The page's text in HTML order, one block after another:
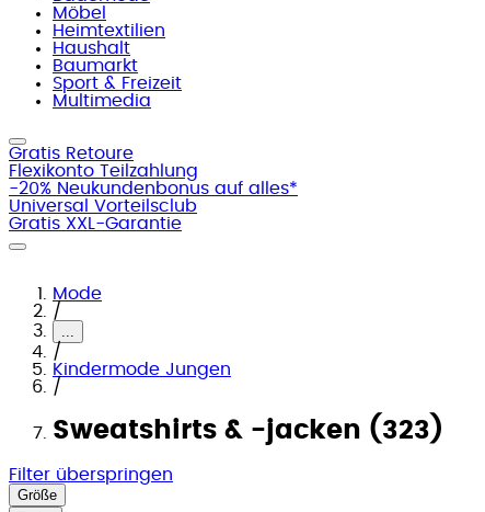
Möbel
Heimtextilien
Haushalt
Baumarkt
Sport & Freizeit
Multimedia
Gratis Retoure
Flexikonto Teilzahlung
-20% Neukundenbonus auf alles*
Universal Vorteilsclub
Gratis XXL-Garantie
Mode
/
...
/
Kindermode Jungen
/
Sweatshirts & -jacken (323)
Filter überspringen
Größe